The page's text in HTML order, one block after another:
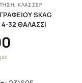
, ΚΛΑΣΣΈΡ
SKAG
4-32 ΘΑΛΑΣΣΙ